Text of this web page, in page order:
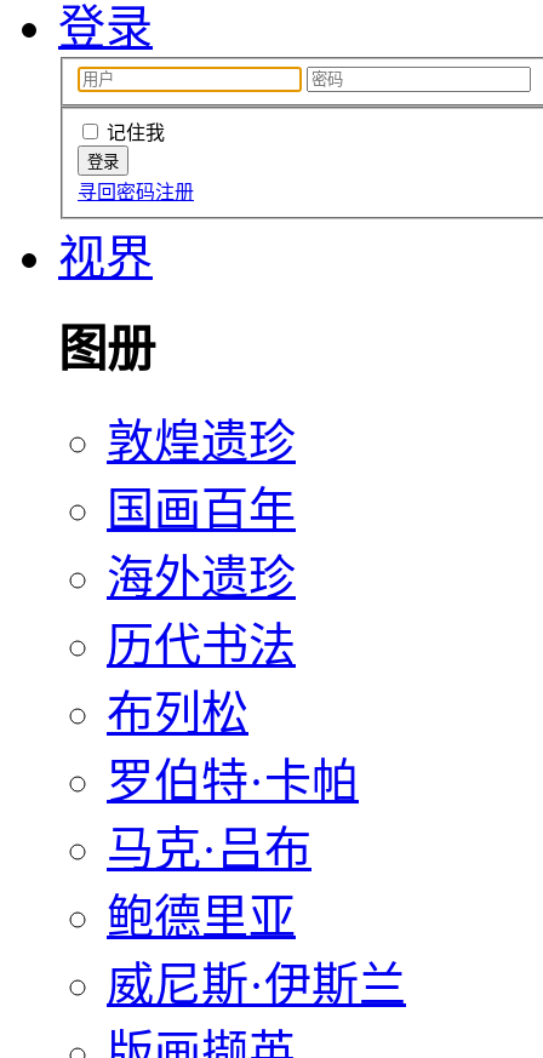
登录
记住我
寻回密码注册
视界
图册
敦煌遗珍
国画百年
海外遗珍
历代书法
布列松
罗伯特·卡帕
马克·吕布
鲍德里亚
威尼斯·伊斯兰